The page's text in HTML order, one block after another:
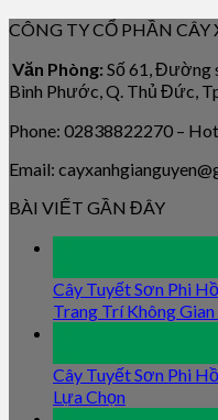
CÔNG TY CỔ PHẦN
Văn Phòng: Số 61, Đường
Bình Phước, Q. Thủ Đức,
Phone: 02838822270 –
Email:
BÀI VIẾT GẦN ĐÂY
Cây Tuyết Sơn Phi
Trang Trí Không
Cây Tuyết Sơn Phi
Lựa Chọn